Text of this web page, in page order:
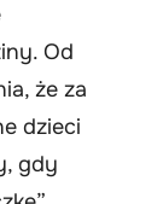
Od
że za
dzieci
gdy